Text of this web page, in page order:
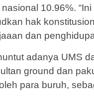
10.96%.
hak
dan
adanya UMS
ground dan
para buruh,